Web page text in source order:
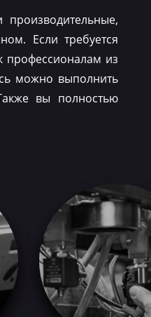
Если требуется
профессионалам из
можно выполнить
вы полностью